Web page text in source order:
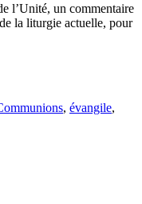
l’Unité, un commentaire
la liturgie actuelle, pour
, évangile,